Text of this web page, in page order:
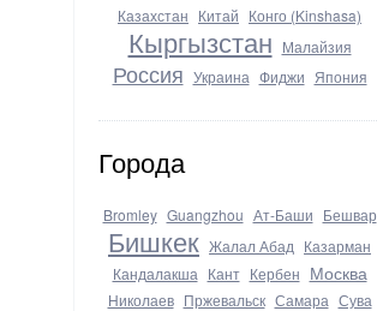
Казахстан Китай Конго (Kinshasa)
Кыргызстан Малайзия
Россия Украина Фиджи Япония
Города
Bromley Guangzhou Ат-Баши Бешвар
Бишкек Жалал Абад Казарман
Кандалакша Кант Кербен Москва
Николаев Пржевальск Самара Сува